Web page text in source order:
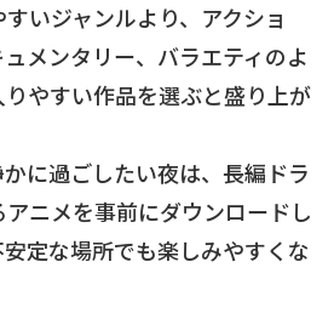
いジャンルより、アクショ
メンタリー、バラエティのよ
やすい作品を選ぶと盛り上が
に過ごしたい夜は、長編ドラ
ニメを事前にダウンロードし
定な場所でも楽しみやすくな